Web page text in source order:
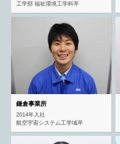
工学部 福祉環境工学科卒
鎌倉事業所
2014年入社
航空宇宙システム工学域卒